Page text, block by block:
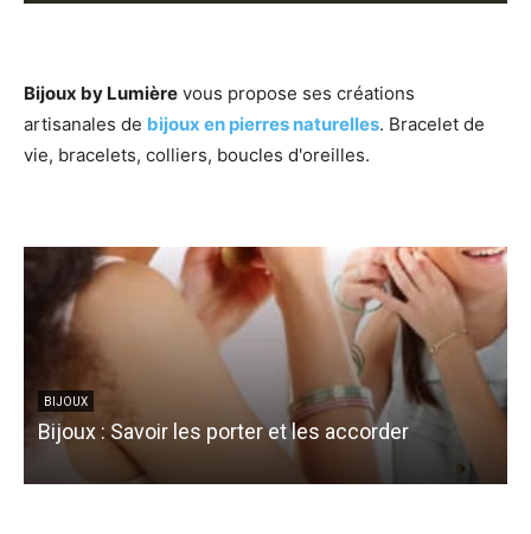
Bijoux by Lumière vous propose ses créations
artisanales de bijoux en pierres naturelles. Bracelet de
vie, bracelets, colliers, boucles d'oreilles.
BIJOUX
Bijoux : Savoir les porter et les accorder